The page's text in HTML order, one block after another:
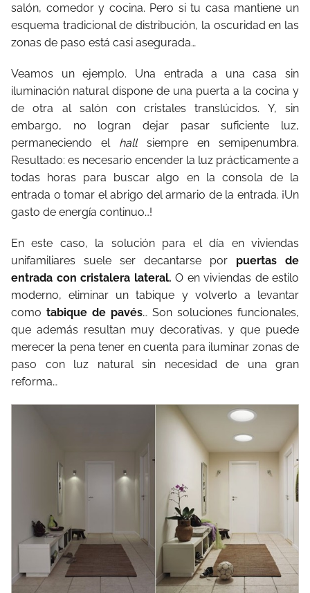
salón, comedor y cocina. Pero si tu casa mantiene un
esquema tradicional de distribución, la oscuridad en las
zonas de paso está casi asegurada…
Veamos un ejemplo. Una entrada a una casa sin
iluminación natural dispone de una puerta a la cocina y
de otra al salón con cristales translúcidos. Y, sin
embargo, no logran dejar pasar suficiente luz,
permaneciendo el hallsiempre en semipenumbra.
Resultado: es necesario encender la luz prácticamente a
todas horas para buscar algo en la consola de la
entrada o tomar el abrigo del armario de la entrada. ¡Un
gasto de energía continuo…!
En este caso, la solución para el día en viviendas
unifamiliares suele ser decantarse por puertas de
entrada con cristalera lateral. O en viviendas de estilo
moderno, eliminar un tabique y volverlo a levantar
como tabique de pavés… Son soluciones funcionales,
que además resultan muy decorativas, y que puede
merecer la pena tener en cuenta para iluminar zonas de
paso con luz natural sin necesidad de una gran
reforma…